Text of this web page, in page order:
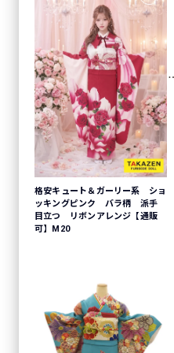
格安キュート＆ガーリー系 ショ
ッキングピンク バラ柄 派手
目立つ リボンアレンジ【通販
可】M20